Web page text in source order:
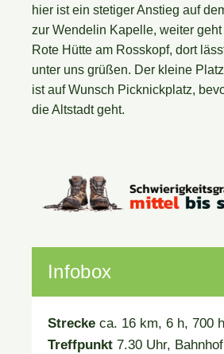
hier ist ein stetiger Anstieg auf
zur Wendelin Kapelle, weiter
Rote Hütte am Rosskopf, dort
unter uns grüßen. Der kleine
ist auf Wunsch Picknickplatz,
die Altstadt geht.
Infobox
Strecke ca. 16 km, 6 h, 700
Treffpunkt 7.30 Uhr,